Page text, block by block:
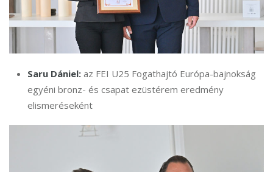
Saru Dániel: az FEI U25 Fogathajtó Európa-bajnokság
egyéni bronz- és csapat ezüstérem eredmény
elismeréseként